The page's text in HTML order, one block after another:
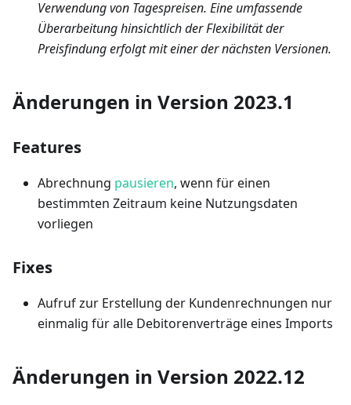
Verwendung von Tagespreisen. Eine umfassende
Überarbeitung hinsichtlich der Flexibilität der
Preisfindung erfolgt mit einer der nächsten Versionen.
Änderungen in Version 2023.1
Features
Abrechnung pausieren, wenn für einen
bestimmten Zeitraum keine Nutzungsdaten
vorliegen
Fixes
Aufruf zur Erstellung der Kundenrechnungen nur
einmalig für alle Debitorenverträge eines Imports
Änderungen in Version 2022.12